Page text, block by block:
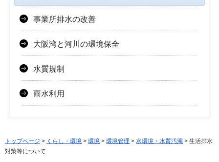
事業所排水の改善
大阪湾と河川の環境保全
水質規制
雨水利用
トップページ > くらし・環境 > 環境 > 環境管理 > 水環境・水質汚濁 > 生活排水
対策等について